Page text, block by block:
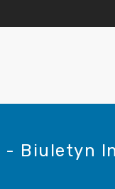
- Biuletyn